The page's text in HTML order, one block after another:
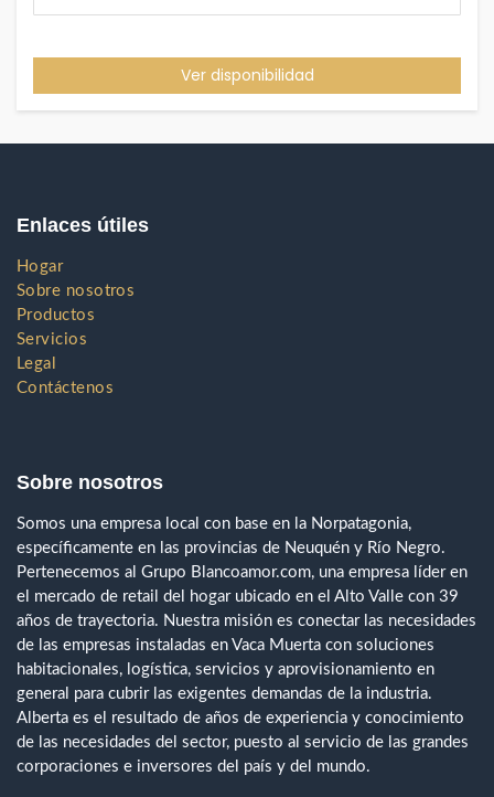
Ver disponibilidad
Enlaces útiles
Hogar
Sobre nosotros
Productos
Servicios
Legal
Contáctenos
Sobre nosotros
Somos una empresa local con base en la Norpatagonia,
específicamente en las provincias de Neuquén y Río Negro.
Pertenecemos al Grupo Blancoamor.com, una empresa líder en
el mercado de retail del hogar ubicado en el Alto Valle con 39
años de trayectoria. Nuestra misión es conectar las necesidades
de las empresas instaladas en Vaca Muerta con soluciones
habitacionales, logística, servicios y aprovisionamiento en
general para cubrir las exigentes demandas de la industria.
Alberta es el resultado de años de experiencia y conocimiento
de las necesidades del sector, puesto al servicio de las grandes
corporaciones e inversores del país y del mundo.